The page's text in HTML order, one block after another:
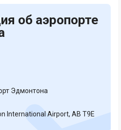
об аэропорте
Эдмонтона
International Airport, AB T9E